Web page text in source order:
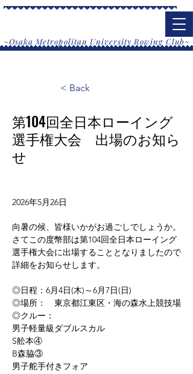
​~Osaka Metropolitan University Rowing Club~
< Back
第104回全日本ローイング
選手権大会 出場のお知ら
せ
2026年5月26日
向暑の候、皆様いかがお過ごしでしょうか。
さてこの度幣部は第104回全日本ローイング
選手権大会に出場することとなりましたので
詳細をお知らせします。
◎日程：6月4日(木)～6月7日(日)
◎場所：　東京都江東区・海の森水上競技場
◎クルー：
男子軽量級ダブルスカル
S舩本④
B森脇③
男子舵手付きフォア